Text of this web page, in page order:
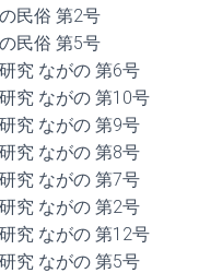
民俗 第2号
民俗 第5号
究 ながの 第6号
究 ながの 第10号
究 ながの 第9号
究 ながの 第8号
究 ながの 第7号
究 ながの 第2号
究 ながの 第12号
究 ながの 第5号